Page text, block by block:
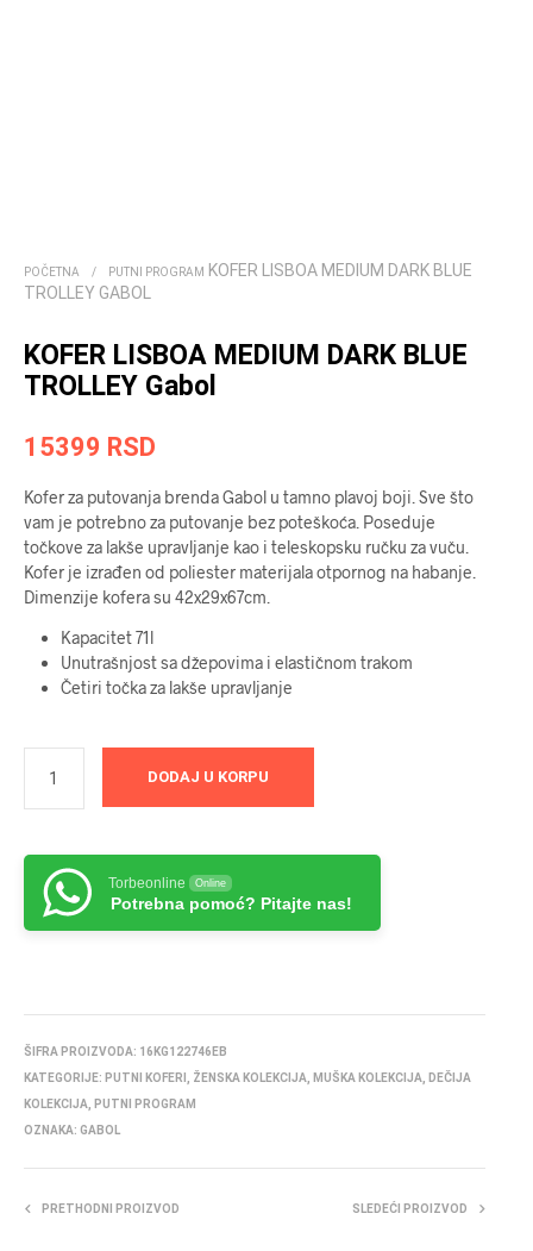
POČETNA / PUTNI PROGRAM
KOFER LISBOA MEDIUM DARK BLUE
TROLLEY GABOL
KOFER LISBOA MEDIUM DARK BLUE
TROLLEY Gabol
15399 RSD
Kofer za putovanja brenda Gabol u tamno plavoj boji. Sve što
vam je potrebno za putovanje bez poteškoća. Poseduje
točkove za lakše upravljanje kao i teleskopsku ručku za vuču.
Kofer je izrađen od poliester materijala otpornog na habanje.
Dimenzije kofera su 42x29x67cm.
Kapacitet 71l
Unutrašnjost sa džepovima i elastičnom trakom
Četiri točka za lakše upravljanje
DODAJ U KORPU
Torbeonline Online
Potrebna pomoć? Pitajte nas!
ŠIFRA PROIZVODA: 16KG122746EB
KATEGORIJE: PUTNI KOFERI ŽENSKA KOLEKCIJA MUŠKA KOLEKCIJA
DEČIJA
KOLEKCIJA
PUTNI PROGRAM
OZNAKA: GABOL
PRETHODNI PROIZVOD SLEDEĆI PROIZVOD